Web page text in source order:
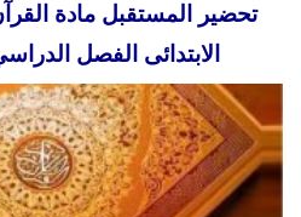
تحضير المستقبل مادة
الابتدائى الفصل الدراسي